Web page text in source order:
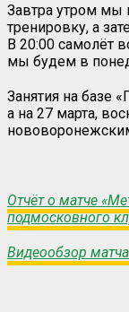
Завтра утром
тренировку, а
В 20:00 самолёт
мы будем в
Занятия на базе
а на 27 марта,
Отчёт о матче
подмосковного
Видеообзор